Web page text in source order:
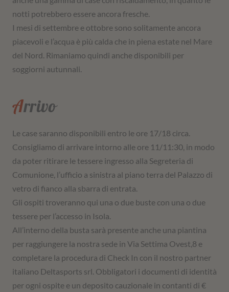
notti potrebbero essere ancora fresche.
I mesi di settembre e ottobre sono solitamente ancora
piacevoli e l’acqua è più calda che in piena estate nel Mare
del Nord. Rimaniamo quindi anche disponibili per
soggiorni autunnali.
Arrivo
Le case saranno disponibili entro le ore 17/18 circa.
Consigliamo di arrivare intorno alle ore 11/11:30, in modo
da poter ritirare le tessere ingresso alla Segreteria di
Comunione, l’ufficio a sinistra al piano terra del Palazzo di
vetro di fianco alla sbarra di entrata.
Gli ospiti troveranno qui una o due buste con una o due
tessere per l’accesso in Isola.
All’interno della busta sarà presente anche una piantina
per raggiungere la nostra sede in Via Settima Ovest,8 e
completare la procedura di Check In con il nostro partner
italiano Deltasports srl. Obbligatori i documenti di identità
per ogni ospite e un deposito cauzionale in contanti di €